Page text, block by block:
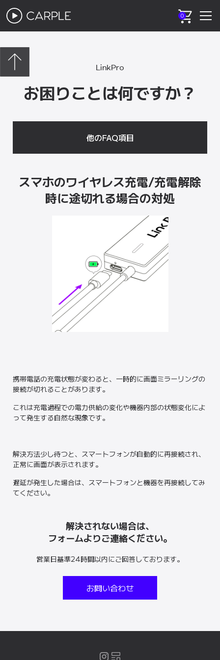
0
LinkPro
お困りことは何ですか？
他のFAQ項目
スマホのワイヤレス充電/充電解除
時に途切れる場合の対処
携帯電話の充電状態が変わると、一時的に画面ミラーリングの
接続が切れることがあります。
これは充電過程での電力供給の変化や機器内部の状態変化によ
って発生する自然な現象です。
解決方法少し待つと、スマートフォンが自動的に再接続され、
正常に画面が表示されます。
遅延が発生した場合は、スマートフォンと機器を再接続してみ
てください。
解決されない場合は、
フォームよりご連絡ください。
営業日基準24時間以内にご回答しております。
お問い合わせ